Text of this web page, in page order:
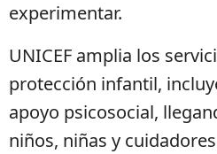
experimentar.
UNICEF amplia los
protección infantil,
apoyo psicosocial,
niños, niñas y